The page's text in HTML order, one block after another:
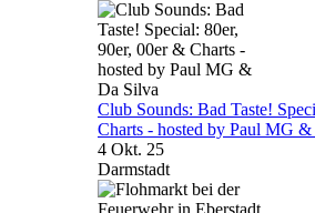
Club Sounds: Bad Taste!
Charts - hosted by Paul MG
4 Okt. 25
Darmstadt